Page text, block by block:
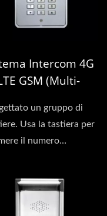
Intercom 4G
GSM (Multi-
un gruppo di
Usa la tastiera per
il numero